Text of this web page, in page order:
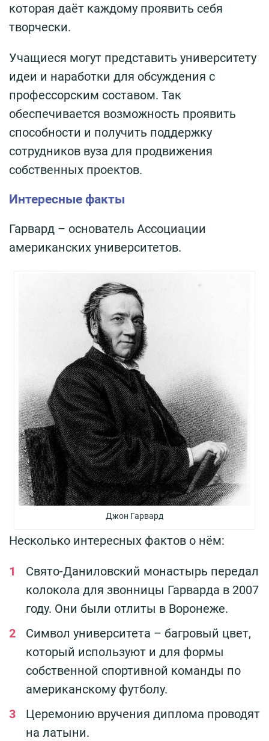
которая даёт каждому проявить себя
творчески.
Учащиеся могут представить университету
идеи и наработки для обсуждения с
профессорским составом. Так
обеспечивается возможность проявить
способности и получить поддержку
сотрудников вуза для продвижения
собственных проектов.
Интересные факты
Гарвард – основатель Ассоциации
американских университетов.
Джон Гарвард
Несколько интересных фактов о нём:
Свято-Даниловский монастырь передал
колокола для звонницы Гарварда в 2007
году. Они были отлиты в Воронеже.
Символ университета – багровый цвет,
который используют и для формы
собственной спортивной команды по
американскому футболу.
Церемонию вручения диплома проводят
на латыни.